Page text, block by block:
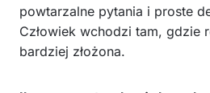
powtarzalne pytania i proste
Człowiek wchodzi tam, gdzie
bardziej złożona.